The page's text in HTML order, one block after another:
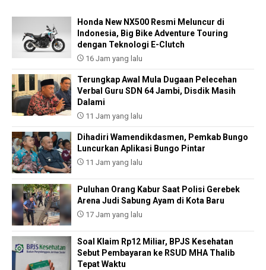
Honda New NX500 Resmi Meluncur di
Indonesia, Big Bike Adventure Touring
dengan Teknologi E-Clutch
16 Jam yang lalu
Terungkap Awal Mula Dugaan Pelecehan
Verbal Guru SDN 64 Jambi, Disdik Masih
Dalami
11 Jam yang lalu
Dihadiri Wamendikdasmen, Pemkab Bungo
Luncurkan Aplikasi Bungo Pintar
11 Jam yang lalu
Puluhan Orang Kabur Saat Polisi Gerebek
Arena Judi Sabung Ayam di Kota Baru
17 Jam yang lalu
Soal Klaim Rp12 Miliar, BPJS Kesehatan
Sebut Pembayaran ke RSUD MHA Thalib
Tepat Waktu